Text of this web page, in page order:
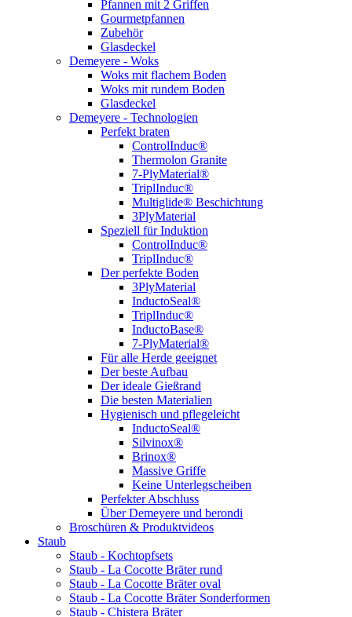
Pfannen mit 2 Griffen
Gourmetpfannen
Zubehör
Glasdeckel
Demeyere - Woks
Woks mit flachem Boden
Woks mit rundem Boden
Glasdeckel
Demeyere - Technologien
Perfekt braten
ControlInduc®
Thermolon Granite
7-PlyMaterial®
TriplInduc®
Multiglide® Beschichtung
3PlyMaterial
Speziell für Induktion
ControlInduc®
TriplInduc®
Der perfekte Boden
3PlyMaterial
InductoSeal®
TriplInduc®
InductoBase®
7-PlyMaterial®
Für alle Herde geeignet
Der beste Aufbau
Der ideale Gießrand
Die besten Materialien
Hygienisch und pflegeleicht
InductoSeal®
Silvinox®
Brinox®
Massive Griffe
Keine Unterlegscheiben
Perfekter Abschluss
Über Demeyere und berondi
Broschüren & Produktvideos
Staub
Staub - Kochtopfsets
Staub - La Cocotte Bräter rund
Staub - La Cocotte Bräter oval
Staub - La Cocotte Bräter Sonderformen
Staub - Chistera Bräter